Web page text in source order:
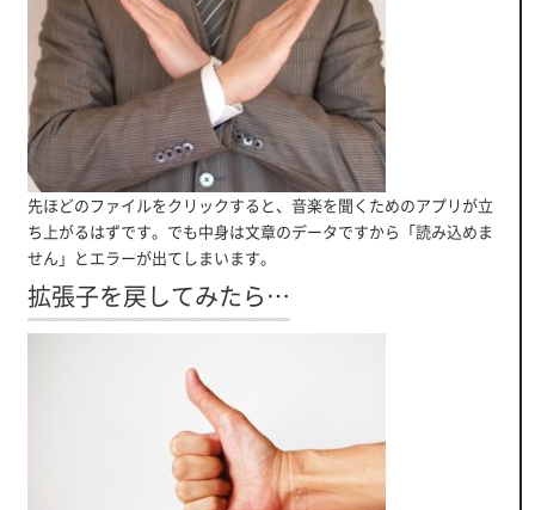
先ほどのファイルをクリックすると、音楽を聞くためのアプリが立
ち上がるはずです。でも中身は文章のデータですから「読み込めま
せん」とエラーが出てしまいます。
拡張子を戻してみたら…